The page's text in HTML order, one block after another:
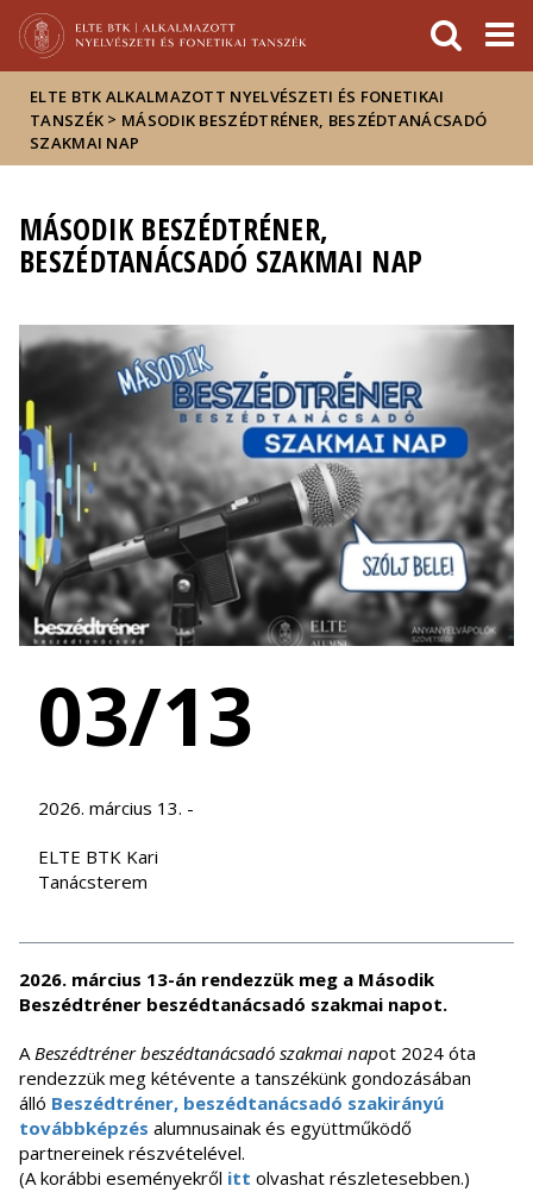
Hírek
Események
ELTE a
sajtóban
ELTE BTK ALKALMAZOTT NYELVÉSZETI ÉS FONETIKAI
TANSZÉK > MÁSODIK BESZÉDTRÉNER, BESZÉDTANÁCSADÓ
SZAKMAI NAP
MÁSODIK BESZÉDTRÉNER,
BESZÉDTANÁCSADÓ SZAKMAI NAP
03/13
2026. március 13. -
ELTE BTK Kari
Tanácsterem
2026. március 13-án rendezzük meg a Második
Beszédtréner beszédtanácsadó szakmai napot.
ABeszédtréner beszédtanácsadó szakmai napot 2024 óta
rendezzük meg kétévente a tanszékünk gondozásában
álló Beszédtréner, beszédtanácsadó szakirányú
továbbképzés alumnusainak és együttműködő
partnereinek részvételével.
(A korábbi eseményekről itt olvashat részletesebben.)